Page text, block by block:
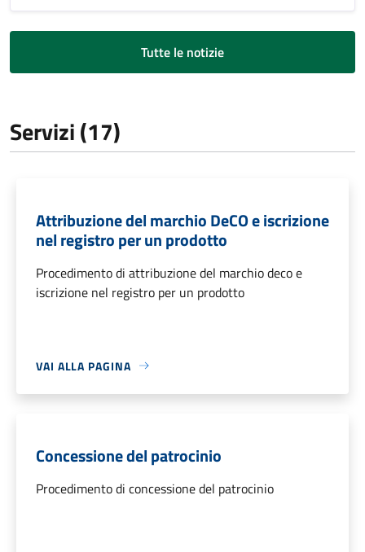
Tutte le notizie
Servizi (17)
Attribuzione del marchio DeCO e iscrizione
nel registro per un prodotto
Procedimento di attribuzione del marchio deco e
iscrizione nel registro per un prodotto
VAI ALLA PAGINA
Concessione del patrocinio
Procedimento di concessione del patrocinio